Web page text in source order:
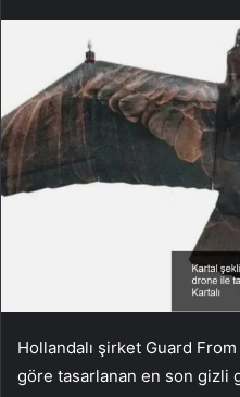
Hollandalı şirket Guard
göre tasarlanan en son gizli